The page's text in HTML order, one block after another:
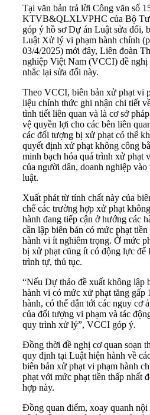
Tại văn bản trả lời Công văn số
KTVB&QLXLVPHC của Bộ Tư
góp ý hồ sơ Dự án Luật sửa đổi,
Luật Xử lý vi phạm hành chính
03/4/2025) mới đây, Liên đoàn
nghiệp Việt Nam (VCCI) đề nghị
nhắc lại sửa đổi này.
Theo VCCI, biên bản xử phạt vi
liệu chính thức ghi nhận chi tiết
tình tiết liên quan và là cơ sở
vệ quyền lợi cho các bên liên
các đối tượng bị xử phạt có thể
quyết định xử phạt không công
minh bạch hóa quá trình xử phạt
của người dân, doanh nghiệp
luật.
Xuất phát từ tính chất này của
chế các trường hợp xử phạt
hành đang tiếp cận ở hướng các
cần lập biên bản có mức phạt
hành vi ít nghiêm trọng. Ở mức
bị xử phạt cũng ít có động lực để
trình tự, thủ tục.
“Nếu Dự thảo đề xuất không lập
hành vi có mức xử phạt tăng gấp
hành, có thể dẫn tới các nguy cơ
của đối tượng vi phạm và tác
quy trình xử lý”, VCCI góp ý.
Đồng thời đề nghị cơ quan soạn
quy định tại Luật hiện hành về
biên bản xử phạt vi phạm hành
phạt với mức phạt tiền thấp nhất
hợp này.
Đồng quan điểm, xoay quanh nội